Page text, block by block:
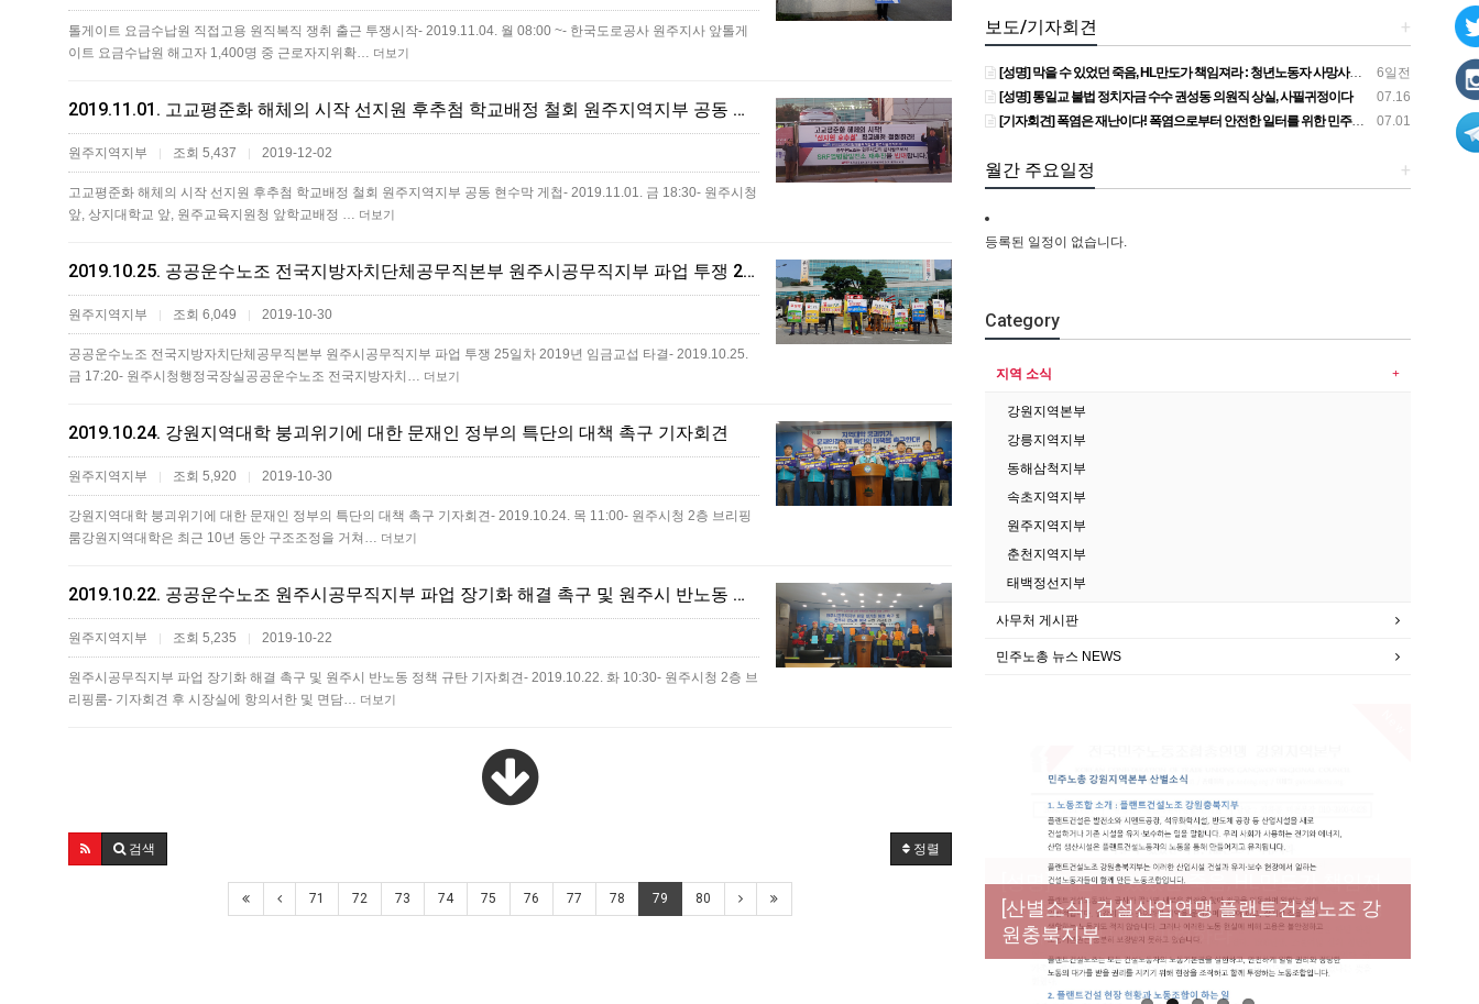
톨게이트 요금수납원 직접고용 원직복직 쟁취 출근 투쟁시작- 2019.11.04. 월 08:00 ~- 한국도로공사 원주지사 앞​톨게
이트 요금수납원 해고자 1,400명 중 근로자지위확… 더보기
2019.11.01. 고교평준화 해체의 시작 선지원 후추첨 학교배정 철회 원주지역지부 공동 현수막 게첩
원주지역지부 | 조회 5,437 | 2019-12-02
고교평준화 해체의 시작 선지원 후추첨 학교배정 철회 원주지역지부 공동 현수막 게첩- 2019.11.01. 금 18:30- 원주시청
앞, 상지대학교 앞, 원주교육지원청 앞​학교배정 … 더보기
2019.10.25. 공공운수노조 전국지방자치단체공무직본부 원주시공무직지부 파업 투쟁 25일차 2019년 임금교섭 타결
원주지역지부 | 조회 6,049 | 2019-10-30
공공운수노조 전국지방자치단체공무직본부 원주시공무직지부 파업 투쟁 25일차 2019년 임금교섭 타결- 2019.10.25.
금 17:20- 원주시청행정국장실​공공운수노조 전국지방자치… 더보기
2019.10.24. 강원지역대학 붕괴위기에 대한 문재인 정부의 특단의 대책 촉구 기자회견
원주지역지부 | 조회 5,920 | 2019-10-30
강원지역대학 붕괴위기에 대한 문재인 정부의 특단의 대책 촉구 기자회견- 2019.10.24. 목 11:00- 원주시청 2층 브리핑
룸​강원지역대학은 최근 10년 동안 구조조정을 거쳐… 더보기
2019.10.22. 공공운수노조 원주시공무직지부 파업 장기화 해결 촉구 및 원주시 반노동 정책 규탄 기자회견
원주지역지부 | 조회 5,235 | 2019-10-22
원주시공무직지부 파업 장기화 해결 촉구 및 원주시 반노동 정책 규탄 기자회견- 2019.10.22. 화 10:30- 원주시청 2층 브
리핑룸- 기자회견 후 시장실에 항의서한 및 면담… 더보기
정렬
검색
71 72 73 74 75 76 77 78 79 80
+
보도/기자회견
6일전
[성명] 막을 수 있었던 죽음, HL만도가 책임져라 : 청년노동자 사망사고의 철저한 진상규명과 재발방지 대책 마련하라
07.16
[성명] 통일교 불법 정치자금 수수 권성동 의원직 상실, 사필귀정이다
07.01
[기자회견] 폭염은 재난이다! 폭염으로부터 안전한 일터를 위한 민주노총 강원지역본부 폭염감시단 선포 기자회견
+
월간 주요일정
등록된 일정이 없습니다.
Category
지역 소식
강원지역본부
강릉지역지부
동해삼척지부
속초지역지부
원주지역지부
춘천지역지부
태백정선지부
사무처 게시판
민주노총 뉴스 NEWS
[성명] 막을 수 있었던 죽음, HL만도가 책임져
라 : 청년노동자 사망사고의 철저한 진상규명
과 재발방지 대책 마련하라
[산별소식] 건설산업연맹 플랜트건설노조 강
원충북지부
[강릉,속초,원주,춘천] 폭염감시단 사업 이모저
모
[조합원☆인터뷰] 서비스연맹 전국학교비정
규직노동조합 강원지부 김유미 춘천지회장
[본부소식] 강원지역 노동자 합창단 모임